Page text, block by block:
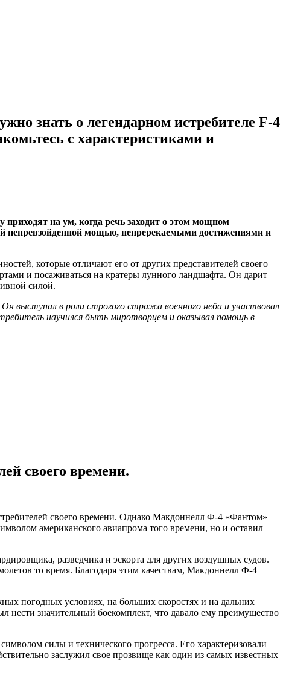
знать о легендарном истребителе F-4
с характеристиками и
на ум, когда речь заходит о этом мощном
непревзойденной мощью, непререкаемыми достижениями и
которые отличают его от других представителей своего
и посаживаться на кратеры лунного ландшафта. Он дарит
силой.
в роли строгого стража военного неба и участвовал
научился быть миротворцем и оказывал помощь в
своего времени.
своего времени. Однако Макдоннелл Ф-4 «Фантом»
американского авиапрома того времени, но и оставил
разведчика и эскорта для других воздушных судов.
то время. Благодаря этим качествам, Макдоннелл Ф-4
погодных условиях, на больших скоростях и на дальних
значительный боекомплект, что давало ему преимущество
силы и технического прогресса. Его характеризовали
заслужил свое прозвище как один из самых известных